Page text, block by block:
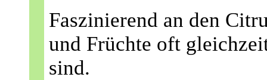
Faszinierend an den
und Früchte oft
sind.